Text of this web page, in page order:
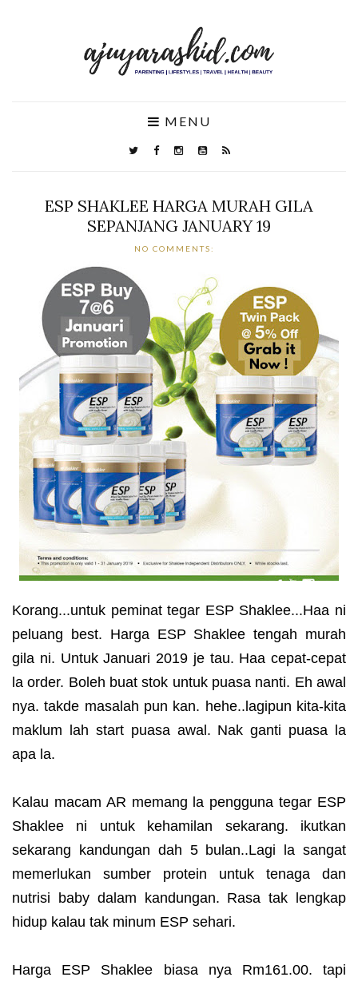
MENU
ESP SHAKLEE HARGA MURAH GILA
SEPANJANG JANUARY 19
NO COMMENTS:
Korang...untuk peminat tegar ESP Shaklee...Haa ni
peluang best. Harga ESP Shaklee tengah murah
gila ni. Untuk Januari 2019 je tau. Haa cepat-cepat
la order. Boleh buat stok untuk puasa nanti. Eh awal
nya. takde masalah pun kan. hehe..lagipun kita-kita
maklum lah start puasa awal. Nak ganti puasa la
apa la.
Kalau macam AR memang la pengguna tegar ESP
Shaklee ni untuk kehamilan sekarang. ikutkan
sekarang kandungan dah 5 bulan..Lagi la sangat
memerlukan sumber protein untuk tenaga dan
nutrisi baby dalam kandungan. Rasa tak lengkap
hidup kalau tak minum ESP sehari.
Harga ESP Shaklee biasa nya Rm161.00. tapi